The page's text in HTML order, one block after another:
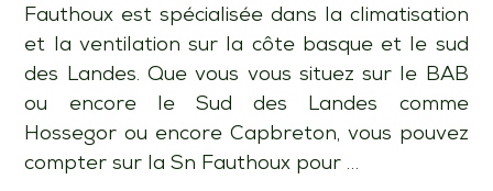
Fauthoux est spécialisée dans la climatisation
et la ventilation sur la côte basque et le sud
des Landes. Que vous vous situez sur le BAB
ou encore le Sud des Landes comme
Hossegor ou encore Capbreton, vous pouvez
compter sur la Sn Fauthoux pour …